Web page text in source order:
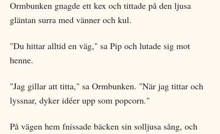
Ormbunken gnagde ett kex och tittade på den ljusa
gläntan surra med vänner och kul.
"Du hittar alltid en väg," sa Pip och lutade sig mot
henne.
"Jag gillar att titta," sa Ormbunken. "När jag tittar och
lyssnar, dyker idéer upp som popcorn."
På vägen hem fnissade bäcken sin solljusa sång, och